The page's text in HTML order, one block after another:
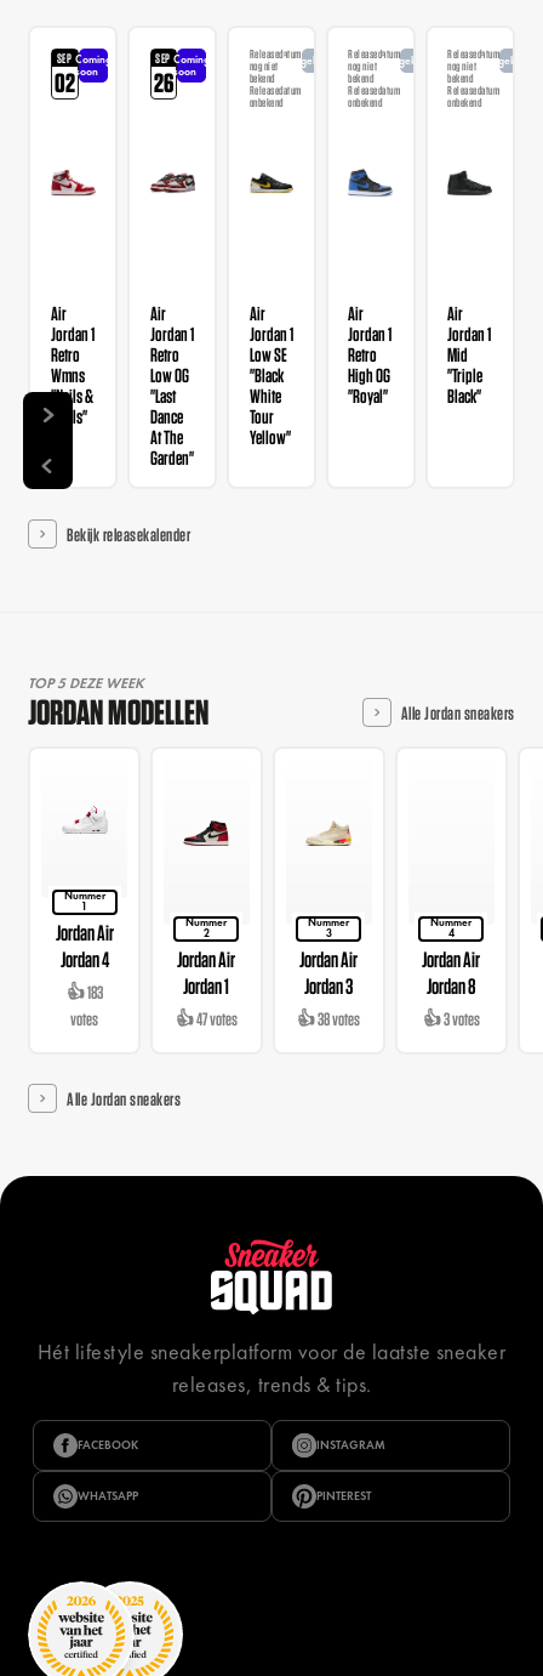
SEP
02
Coming
soon
Air
Jordan 1
Retro
Wmns
"Nails &
Grails"
SEP
26
Coming
soon
Air
Jordan 1
Retro
Low OG
"Last
Dance
At The
Garden"
Releasedatum
nog niet
bekend
Releasedatum
onbekend
Aangekondigd
Air
Jordan 1
Low SE
"Black
White
Tour
Yellow"
Releasedatum
nog niet
bekend
Releasedatum
onbekend
Aangekondigd
Air
Jordan 1
Retro
High OG
"Royal"
Releasedatum
nog niet
bekend
Releasedatum
onbekend
Air
Jordan 1
Mid
"Triple
Black"
Bekijk releasekalender
TOP 5 DEZE WEEK
JORDAN MODELLEN Alle Jordan sneakers
Nummer
1
Jordan Air
Jordan 4
👍 183
votes
Nummer
2
Jordan Air
Jordan 1
👍 47 votes
Nummer
3
Jordan Air
Jordan 3
👍 38 votes
Nummer
4
Jordan Air
Jordan 8
👍 3 votes
Alle Jordan sneakers
Hét lifestyle sneakerplatform voor de laatste sneaker
releases, trends & tips.
FACEBOOK INSTAGRAM
WHATSAPP PINTEREST